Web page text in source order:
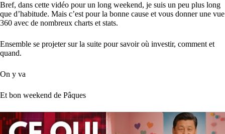
Bref, dans cette vidéo pour un long weekend, je suis un peu plus long
que d’habitude. Mais c’est pour la bonne cause et vous donner une vue
360 avec de nombreux charts et stats.
Ensemble se projeter sur la suite pour savoir où investir, comment et
quand.
On y va
Et bon weekend de Pâques